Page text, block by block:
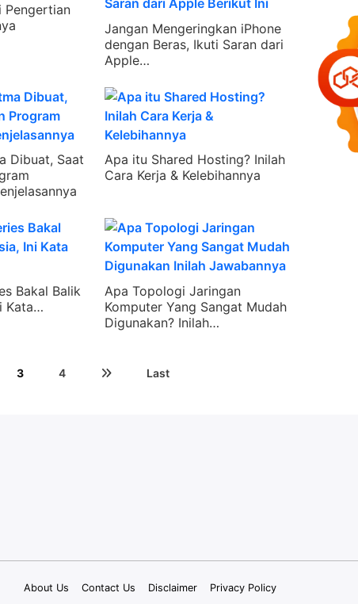
Pengertian
Jangan Mengeringkan iPhone
dengan Beras, Ikuti Saran dari
Apple…
Dibuat, Saat
Apa itu Shared Hosting? Inilah
Cara Kerja & Kelebihannya
Bakal Balik
Kata…
Apa Topologi Jaringan
Komputer Yang Sangat Mudah
Digunakan? Inilah…
3 4 Last
About Us Contact Us Disclaimer
Privacy Policy